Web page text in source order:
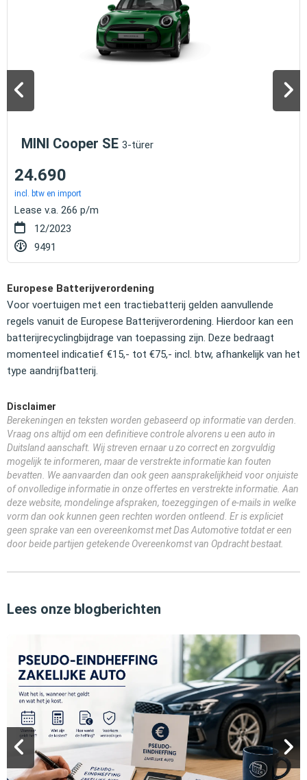
MINI Cooper SE 3-türer
24.690
incl. btw en import
Lease v.a. 266 p/m
12/2023
9491
Europese Batterijverordening
Voor voertuigen met een tractiebatterij gelden aanvullende
regels vanuit de Europese Batterijverordening. Hierdoor kan een
batterijrecyclingbijdrage van toepassing zijn. Deze bedraagt
momenteel indicatief €15,- tot €75,- incl. btw, afhankelijk van het
type aandrijfbatterij.
Disclaimer
Berekeningen en teksten worden gebaseerd op informatie van derden.
Vraag ons altijd om een definitieve controle alvorens u een auto in
Duitsland aanschaft. Wij streven ernaar u zo correct en zorgvuldig
mogelijk te informeren, maar de verstrekte informatie kan fouten
bevatten. We aanvaarden dan ook geen aansprakelijkheid voor onjuiste
of onvolledige informatie in onze offertes en verstrekte informatie. Aan
deze website, mondelinge afspraken, toezeggingen of e-mails in welke
vorm dan ook kunnen geen rechten worden ontleend. Er is expliciet
geen sprake van een overeenkomst met Das Automotive totdat er een
door beide partijen getekende Overeenkomst van Opdracht bestaat.
Lees onze blogberichten